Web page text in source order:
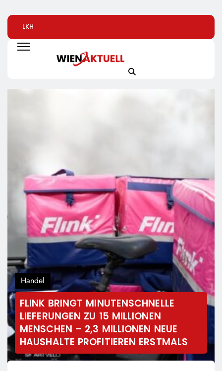
LKH
Krankenversicherung
Dreifach
Ausgezeichnet
Insolvenzen Sind
Bundesregierung
Verschärft Die
Wächst Weiter:
Handel
FLINK BRINGT MINUTENSCHNELLE
LIEFERUNGEN ZU 15 MILLIONEN
MENSCHEN – 2,3 MILLIONEN NEUE
HAUSHALTE PROFITIEREN ERSTMALS